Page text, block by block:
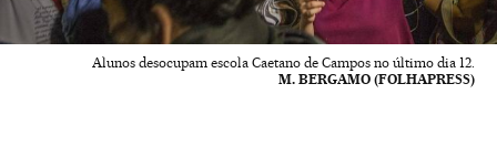
Alunos desocupam escola Caetano de Campos no último dia 12.
M. BERGAMO (FOLHAPRESS)